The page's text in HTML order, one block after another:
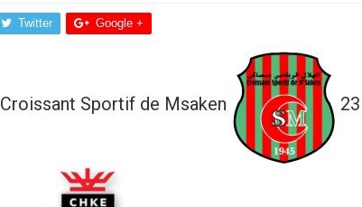
Twitter Google +
Croissant Sportif de Msaken 23